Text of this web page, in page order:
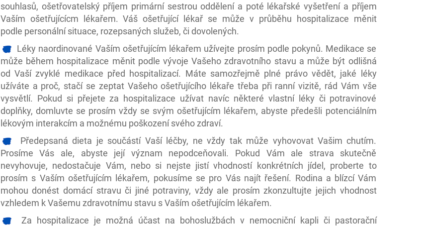
souhlasů, ošetřovatelský příjem primární sestrou oddělení a poté lékařské vyšetření a příjem
Vaším ošetřujícícm lékařem. Váš ošetřující lékař se může v průběhu hospitalizace měnit
podle personální situace, rozepsaných služeb, či dovolených.
Léky naordinované Vaším ošetřujícím lékařem užívejte prosím podle pokynů. Medikace se
může během hospitalizace měnit podle vývoje Vašeho zdravotního stavu a může být odlišná
od Vaší zvyklé medikace před hospitalizací. Máte samozřejmě plné právo vědět, jaké léky
užíváte a proč, stačí se zeptat Vašeho ošetřujícího lékaře třeba při ranní vizitě, rád Vám vše
vysvětlí. Pokud si přejete za hospitalizace užívat navíc některé vlastní léky či potravinové
doplňky, domluvte se prosím vždy se svým ošetřujícím lékařem, abyste předešli potenciálním
lékovým interakcím a možnému poškození svého zdraví.
Předepsaná dieta je součástí Vaší léčby, ne vždy tak může vyhovovat Vašim chutím.
Prosíme Vás ale, abyste její význam nepodceňovali. Pokud Vám ale strava skutečně
nevyhovuje, nedostačuje Vám, nebo si nejste jistí vhodností konkrétních jídel, proberte to
prosím s Vaším ošetřujícím lékařem, pokusíme se pro Vás najít řešení. Rodina a blízcí Vám
mohou donést domácí stravu či jiné potraviny, vždy ale prosím zkonzultujte jejich vhodnost
vzhledem k Vašemu zdravotnímu stavu s Vaším ošetřujícím lékařem.
Za hospitalizace je možná účast na bohoslužbách v nemocniční kapli či pastorační